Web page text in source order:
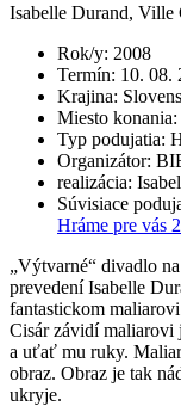
Isabelle Durand, Ville
Rok/y: 2008
Termín: 10. 08.
Krajina:
Miesto konania:
Typ podujatia:
Organizátor:
realizácia:
Súvisiace
Hráme pre vás
„Výtvarné“ divadlo
prevedení Isabelle
fantastickom
Cisár závidí maliarovi
a uťať mu ruky.
obraz. Obraz je tak
ukryje.